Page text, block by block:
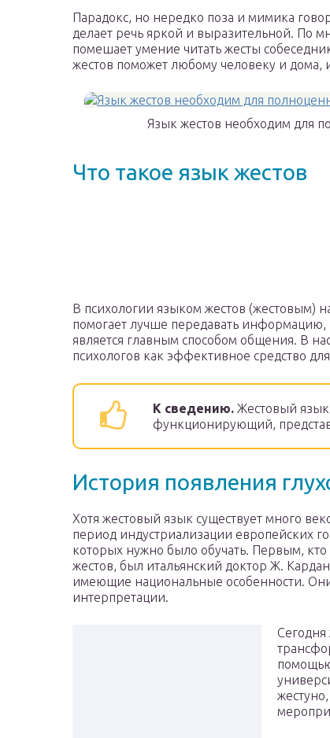
Парадокс, но нередко поза и мимика
делает речь яркой и выразительной. По
помешает умение читать жесты
жестов поможет любому человеку и дома,
Язык жестов необходим для
Что такое язык жестов
В психологии языком жестов (жестовым)
помогает лучше передавать
является главным способом общения. В
психологов как эффективное средство
К сведению. Жестовый язык
функционирующий,
История появления
Хотя жестовый язык существует много
период индустриализации европейских
которых нужно было обучать. Первым,
жестов, был итальянский доктор Ж.
имеющие национальные особенности.
интерпретации.
Сегодня